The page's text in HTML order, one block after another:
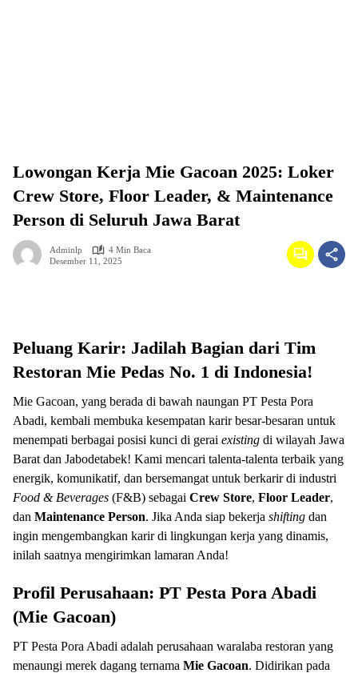
Lowongan Kerja Mie Gacoan 2025: Loker
Crew Store, Floor Leader, & Maintenance
Person di Seluruh Jawa Barat
Adminlp
4 Min Baca
Desember 11, 2025
Peluang Karir: Jadilah Bagian dari Tim
Restoran Mie Pedas No. 1 di Indonesia!
Mie Gacoan, yang berada di bawah naungan PT Pesta Pora
Abadi, kembali membuka kesempatan karir besar-besaran untuk
menempati berbagai posisi kunci di gerai existing di wilayah Jawa
Barat dan Jabodetabek! Kami mencari talenta-talenta terbaik yang
energik, komunikatif, dan bersemangat untuk berkarir di industri
Food & Beverages (F&B) sebagai Crew Store, Floor Leader,
dan Maintenance Person. Jika Anda siap bekerja shifting dan
ingin mengembangkan karir di lingkungan kerja yang dinamis,
inilah saatnya mengirimkan lamaran Anda!
Profil Perusahaan: PT Pesta Pora Abadi
(Mie Gacoan)
PT Pesta Pora Abadi adalah perusahaan waralaba restoran yang
menaungi merek dagang ternama Mie Gacoan. Didirikan pada